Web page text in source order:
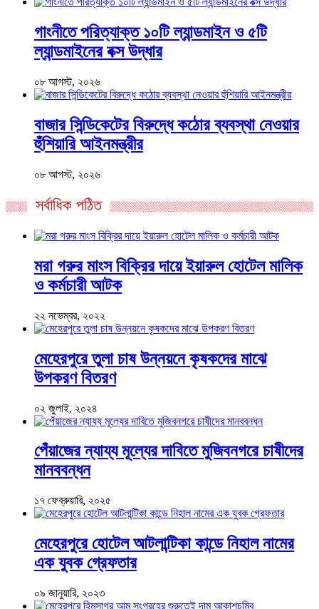
গাংনীতে পরিত্যাক্ত ১০টি ল্যান্ডমাইন ও ৫টি
ল্যান্ডমাইনের বক্স উদ্ধার
০৮ আগস্ট, ২০২৬
বাজার সিন্ডিকেটের বিরুদ্ধে কঠোর ব্যবস্থা নেওয়ার
হুঁশিয়ারি আইনমন্ত্রীর
০৮ আগস্ট, ২০২৬
সর্বাধিক পঠিত
মরা গরুর মাংস বিক্রির দায়ে ইয়ারুল হোটেল মালিক
ও কর্মচারী আটক
২২ নভেম্বর, ২০২২
মেহেরপুরে তুলা চাষ উন্নয়নে কৃষকদের মাঝে
উপকরণ বিতরণ
০২ জুলাই, ২০২৪
পেঁয়াজের ন্যায্য মূল্যের দাবিতে মুজিবনগরে চাষীদের
মানববন্ধন
১৭ ফেব্রুয়ারি, ২০২৫
মেহেরপুরে হোটেল আটলান্টিকা কান্ডে নিহাল নামের
এক যুবক গ্রেফতার
০৯ জানুয়ারি, ২০২৩